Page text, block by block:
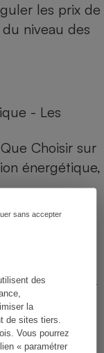
des
la
de sites tiers.
Vous pourrez
« paramétrer
sans accepter
les prix de
du niveau des
- Les
Choisir sur
énergétique,
septembre
initialement
reporté